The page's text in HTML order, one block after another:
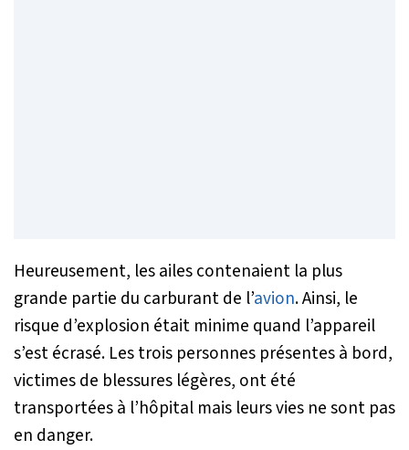
Heureusement, les ailes contenaient la plus
grande partie du carburant de l’avion. Ainsi, le
risque d’explosion était minime quand l’appareil
s’est écrasé. Les trois personnes présentes à bord,
victimes de blessures légères, ont été
transportées à l’hôpital mais leurs vies ne sont pas
en danger.